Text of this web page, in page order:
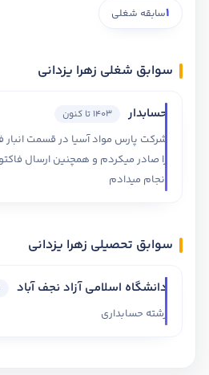
1سابقه شغلی
سوابق شغلی زهرا یزدانی
حسابدار 1403 تا کنون
شرکت پارس مواد آسیا در قسمت
را صادر میکردم و همچنین ارسال
انجام میدادم
سوابق تحصیلی زهرا یزدانی
دانشگاه اسلامی آزاد نجف آباد
رشته حسابداری